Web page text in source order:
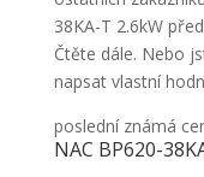
38KA-T 2.6kW
Čtěte dále. Nebo
napsat vlastní
poslední známá
NAC BP620-